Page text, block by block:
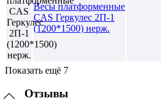
Весы платформенные
CAS Геркулес 2П-1
(1200*1500) нерж.
Показать ещё 7
Отзывы